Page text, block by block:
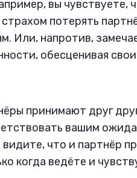
вы чувствуете,
потерять
Или, напротив,
обесценивая
принимают друг
вашим
что и партнёр
когда ведёте и